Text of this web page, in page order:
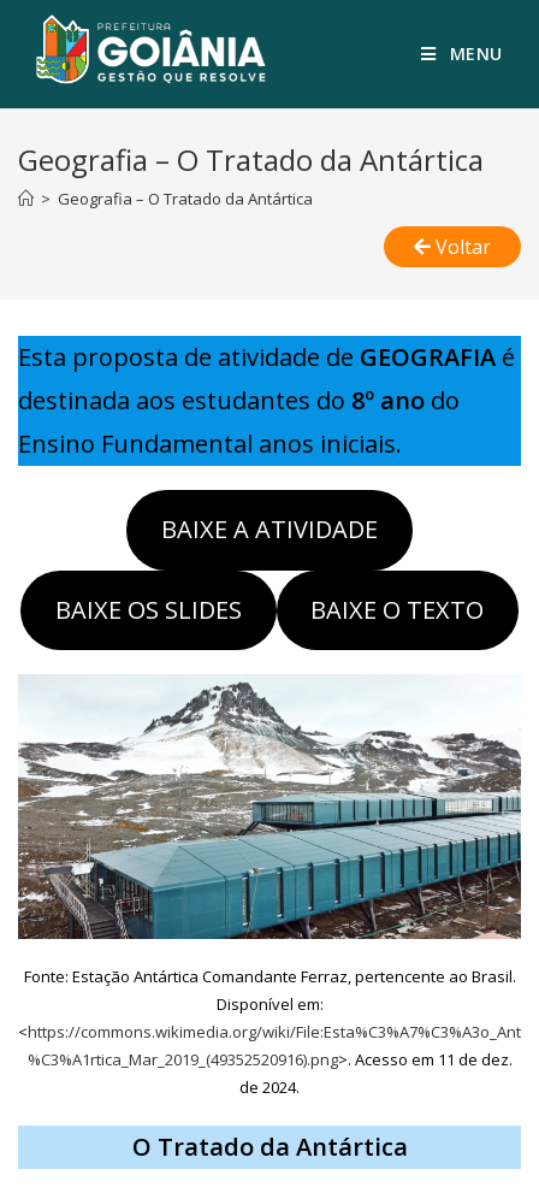
MENU
Geografia – O Tratado da Antártica
> Geografia – O Tratado da Antártica
Voltar
Esta proposta de atividade de GEOGRAFIA é
destinada aos estudantes do 8º ano do
Ensino Fundamental anos iniciais.
BAIXE A ATIVIDADE
BAIXE OS SLIDES BAIXE O TEXTO
Fonte: Estação Antártica Comandante Ferraz, pertencente ao Brasil.
Disponível em:
<https://commons.wikimedia.org/wiki/File:Esta%C3%A7%C3%A3o_Ant
%C3%A1rtica_Mar_2019_(49352520916).png>. Acesso em 11 de dez.
de 2024.
O Tratado da Antártica